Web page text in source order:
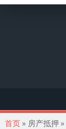
你在这里
首页» 房产抵押 »